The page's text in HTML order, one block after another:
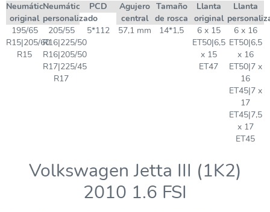
Neumático
original
Neumático
personalizado
PCD
Agujero
central
Tamaño
de rosca
Llanta
original
Llanta
195/65
R15|205/60
R15
205/55
R16|225/50
R16|205/50
R17|225/45
R17
5*112 57,1 mm 14*1,5
6 x 15
ET50|6,5
x 15
ET47
6 x 16
ET50|6,5
x 16
ET50|7 x
16
ET45|7 x
17
ET45|7,5
x 17
ET45
Volkswagen Jetta III (1K2)
2010 1.6 FSI